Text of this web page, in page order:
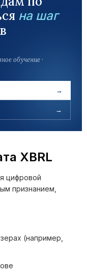
на шаг
обучение ·
→
→
XBRL
цифровой
признанием,
(например,